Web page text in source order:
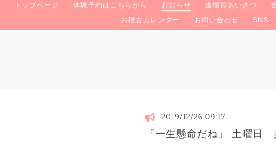
トップページ 体験予約はこちらから お知らせ 道場長あいさつ
お稽古カレンダー
お問い合わせ SNS
2019/12/26 09:17
「一生懸命だね」 土曜